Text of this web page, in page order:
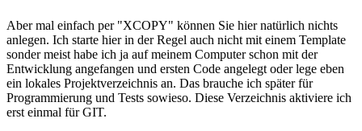
Aber mal einfach per "XCOPY" können Sie hier natürlich nichts
anlegen. Ich starte hier in der Regel auch nicht mit einem Template
sonder meist habe ich ja auf meinem Computer schon mit der
Entwicklung angefangen und ersten Code angelegt oder lege eben
ein lokales Projektverzeichnis an. Das brauche ich später für
Programmierung und Tests sowieso. Diese Verzeichnis aktiviere ich
erst einmal für GIT.